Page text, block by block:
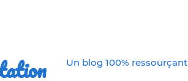
Un blog 100% ressourçant